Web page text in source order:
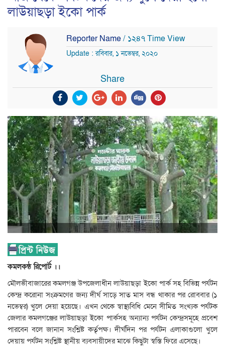
লাউয়াছড়া ইকো পার্ক
Reporter Name/ ১২৪৭ Time View
Update : রবিবার, ১ নভেম্বর, ২০২০
Share
কমলকন্ঠ রিপোর্ট ।।
মৌলভীবাজারের কমলগঞ্জ উপজেলাধীন লাউয়াছড়া ইকো পার্ক সহ বিভিন্ন পর্যটন
কেন্দ্র করোনা সংক্রমণের জন্য দীর্ঘ সাড়ে সাত মাস বন্ধ থাকার পর রোববার (১
নভেম্বর) খুলে দেয়া হয়েছে। এখন থেকে স্বাস্থ্যবিধি মেনে সীমিত সংখ্যক পর্যটক
জেলার কমলগঞ্জের লাউয়াছড়া ইকো পার্কসহ অন্যান্য পর্যটন কেন্দ্রসমূহে প্রবেশ
পারবেন বলে জানান সংশ্লিষ্ট কর্তৃপক্ষ। দীর্ঘদিন পর পর্যটন এলাকাগুলো খুলে
দেয়ায় পর্যটন সংশ্লিষ্ট স্থানীয় ব্যবসায়ীদের মাঝে কিছুটা স্বস্তি ফিরে এসেছে।